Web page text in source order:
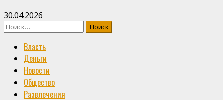
30.04.2026
Найти:
Власть
Деньги
Новости
Общество
Развлечения